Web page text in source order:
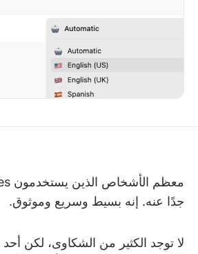
جدًا عنه. إنه بسيط وسريع وموثوق.
لا توجد الكثير من الشكاوى، لكن أحد